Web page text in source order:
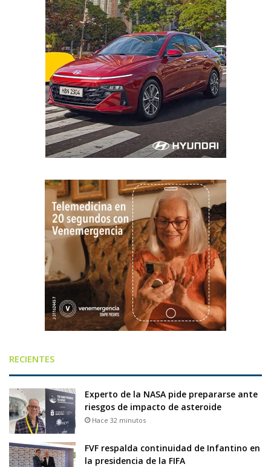
RECIENTES
Experto de la NASA pide prepararse ante
riesgos de impacto de asteroide
Hace 32 minutos
FVF respalda continuidad de Infantino en
la presidencia de la FIFA